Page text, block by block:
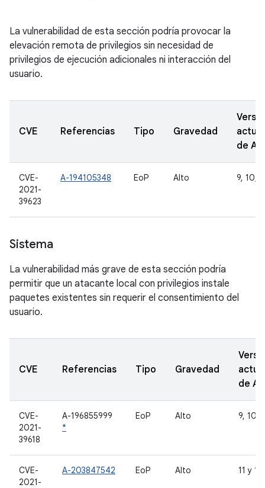
La vulnerabilidad de esta sección podría provocar la
elevación remota de privilegios sin necesidad de
privilegios de ejecución adicionales ni interacción del
usuario.
CVE Referencias Tipo Gravedad
de
CVE-
2021-
39623
A-194105348 EoP Alto 9, 10,
Sistema
La vulnerabilidad más grave de esta sección podría
permitir que un atacante local con privilegios instale
paquetes existentes sin requerir el consentimiento del
usuario.
CVE Referencias Tipo Gravedad
de
CVE-
2021-
39618
A-196855999
*
EoP Alto 9, 10,
CVE-
2021-
A-203847542 EoP Alto 11 y 12